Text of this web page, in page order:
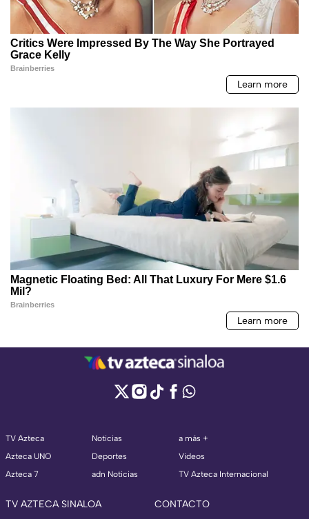
TV Azteca
Azteca UNO
Azteca 7
Noticias
Deportes
adn Noticias
a más +
Videos
TV Azteca Internacional
TV AZTECA SINALOA CONTACTO